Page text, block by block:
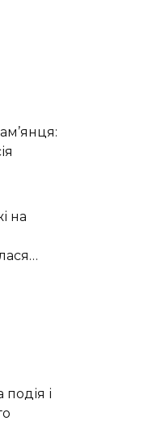
на
і